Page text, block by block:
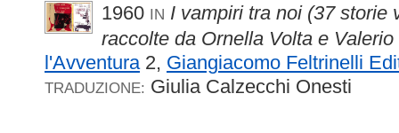
1960 IN I vampiri tra noi (37 storie
raccolte da Ornella Volta e Valerio
l'Avventura 2, Giangiacomo Feltrinelli
TRADUZIONE: Giulia Calzecchi Onesti